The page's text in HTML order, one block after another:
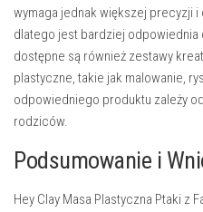
wymaga jednak większej precyzji
dlatego jest bardziej odpowiednia
dostępne są również zestawy
plastyczne, takie jak malowanie,
odpowiedniego produktu zależy
rodziców.
Podsumowanie i
Hey Clay Masa Plastyczna Ptaki z